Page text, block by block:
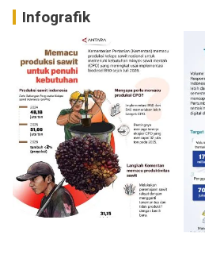
Infografik